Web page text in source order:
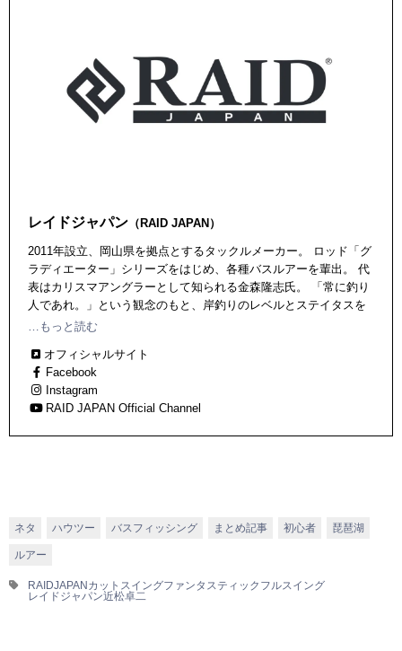
レイドジャパン （RAID JAPAN）
2011年設立、岡山県を拠点とするタックルメーカー。 ロッド「グ
ラディエーター」シリーズをはじめ、各種バスルアーを輩出。 代
表はカリスマアングラーとして知られる金森隆志氏。 「常に釣り
人であれ。」という観念のもと、岸釣りのレベルとステイタスを
押し上げるべく、現場主体で日々開発・研究を重ねている。
…もっと読む
オフィシャルサイト
Facebook
Instagram
RAID JAPAN Official Channel
ネタ ハウツー バスフィッシング まとめ記事 初心者 琵琶湖
ルアー
RAIDJAPAN カットスイングファンタスティック フルスイング
レイドジャパン近松卓二